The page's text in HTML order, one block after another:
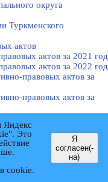
округа
Туркменского
актов
актов за 2021 год
актов за 2022 год
правовых актов за
правовых актов за
правовых актов за
правовых актов за
правовых актов за
Яндекс
Это
cookie.
Я
согласен(-
на)